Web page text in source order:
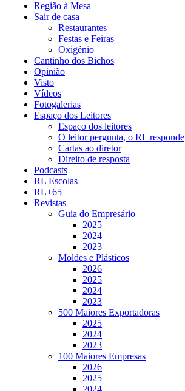
Região à Mesa
Sair de casa
Restaurantes
Festas e Feiras
Oxigénio
Cantinho dos Bichos
Opinião
Visto
Vídeos
Fotogalerias
Espaço dos Leitores
Espaço dos leitores
O leitor pergunta, o RL responde
Cartas ao diretor
Direito de resposta
Podcasts
RL Escolas
RL+65
Revistas
Guia do Empresário
2025
2024
2023
Moldes e Plásticos
2026
2025
2024
2023
500 Maiores Exportadoras
2025
2024
2023
100 Maiores Empresas
2026
2025
2024